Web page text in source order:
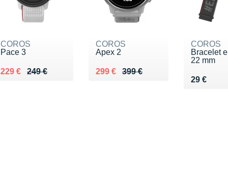
COROS
Pace 3
249 €
Au lieu de 249 €
229 €
Vendu 229 €
COROS
Apex 2
399 €
Au lieu de 399 €
299 €
Vendu 299 €
COROS
Bracelet
22 mm
29 €
Vendu 29